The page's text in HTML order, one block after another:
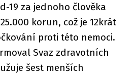
19 za jednoho člověka
korun, což je 12krát
proti této nemoci.
Svaz zdravotních
šest menších